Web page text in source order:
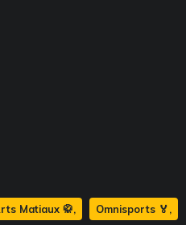
Matiaux 🥋 Omnisports 🏅